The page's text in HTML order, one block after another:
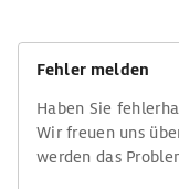
Fehler melden
Haben Sie
Wir freuen uns
werden das